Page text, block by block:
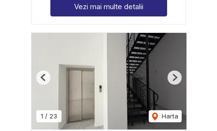
Vezi mai multe detalii
1 / 23 Harta
Previous Next